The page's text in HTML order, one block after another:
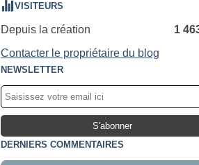
VISITEURS
Depuis la création
1
Contacter le propriétaire du blog
NEWSLETTER
DERNIERS COMMENTAIRES